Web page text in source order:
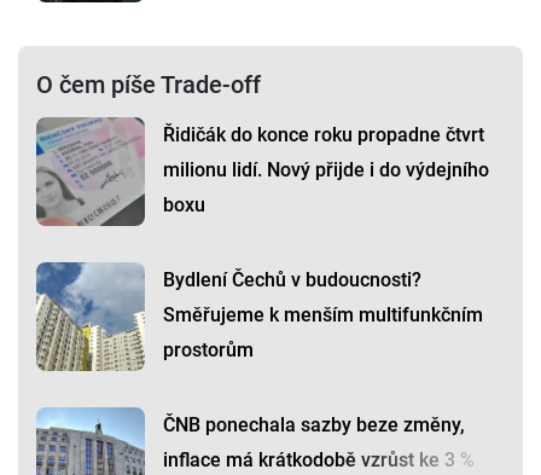
O čem píše Trade-off
Řidičák do konce roku propadne čtvrt
milionu lidí. Nový přijde i do výdejního
boxu
Bydlení Čechů v budoucnosti?
Směřujeme k menším multifunkčním
prostorům
ČNB ponechala sazby beze změny,
inflace má krátkodobě vzrůst ke 3 %